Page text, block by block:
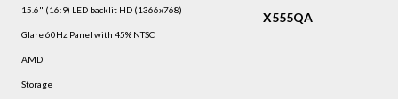
X555QA
15.6" (16:9) LED backlit HD (1366x768)
Glare 60Hz Panel with 45% NTSC
AMD
Storage